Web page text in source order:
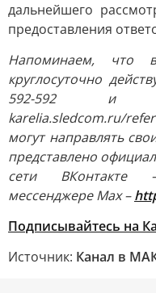
дальнейшего
предоставления
Напоминаем, что в
круглосуточно
592-592 и
karelia.sledcom.ru/
могут направлять
представлено
сети ВКонтакте
мессенджере Мах –
Подписывайтесь на
Источник: Канал в